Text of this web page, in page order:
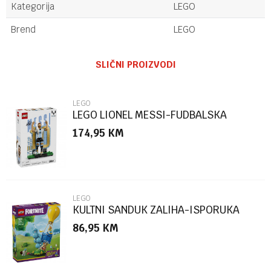
Kategorija
LEGO
Brend
LEGO
Poruka
POŠALJI
SLIČNI PROIZVODI
LEGO
LEGO LIONEL MESSI-FUDBALSKA
LEGENDA
174,95 KM
LEGO
KULTNI SANDUK ZALIHA-ISPORUKA
86,95 KM